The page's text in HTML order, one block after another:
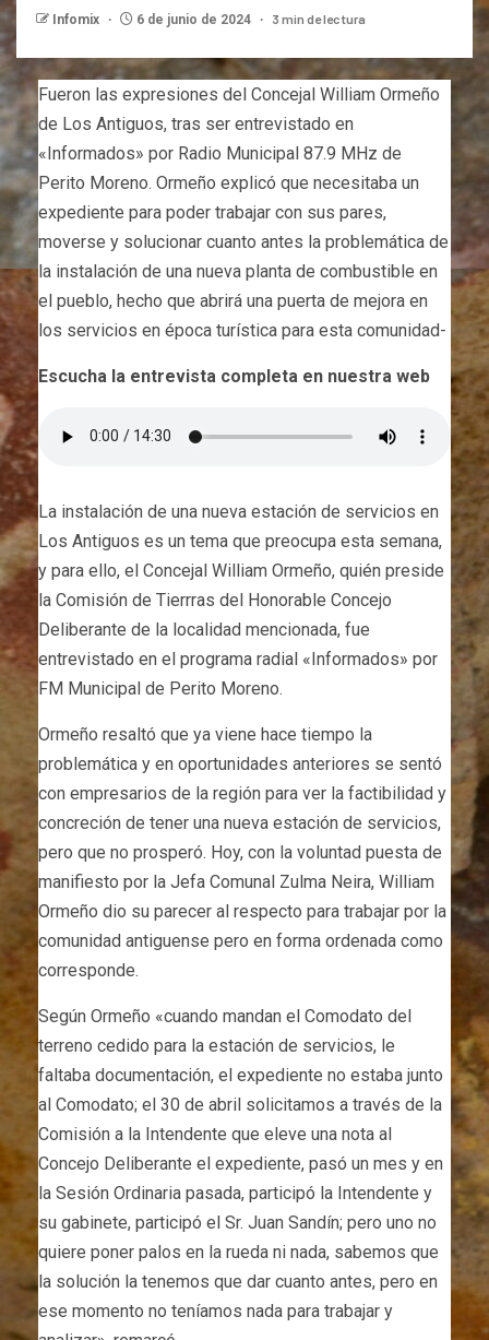
Infomix 6 de junio de 2024 3 min de lectura
Fueron las expresiones del Concejal William Ormeño
de Los Antiguos, tras ser entrevistado en
«Informados» por Radio Municipal 87.9 MHz de
Perito Moreno. Ormeño explicó que necesitaba un
expediente para poder trabajar con sus pares,
moverse y solucionar cuanto antes la problemática de
la instalación de una nueva planta de combustible en
el pueblo, hecho que abrirá una puerta de mejora en
los servicios en época turística para esta comunidad-
Escucha la entrevista completa en nuestra web
La instalación de una nueva estación de servicios en
Los Antiguos es un tema que preocupa esta semana,
y para ello, el Concejal William Ormeño, quién preside
la Comisión de Tierrras del Honorable Concejo
Deliberante de la localidad mencionada, fue
entrevistado en el programa radial «Informados» por
FM Municipal de Perito Moreno.
Ormeño resaltó que ya viene hace tiempo la
problemática y en oportunidades anteriores se sentó
con empresarios de la región para ver la factibilidad y
concreción de tener una nueva estación de servicios,
pero que no prosperó. Hoy, con la voluntad puesta de
manifiesto por la Jefa Comunal Zulma Neira, William
Ormeño dio su parecer al respecto para trabajar por la
comunidad antiguense pero en forma ordenada como
corresponde.
Según Ormeño «cuando mandan el Comodato del
terreno cedido para la estación de servicios, le
faltaba documentación, el expediente no estaba junto
al Comodato; el 30 de abril solicitamos a través de la
Comisión a la Intendente que eleve una nota al
Concejo Deliberante el expediente, pasó un mes y en
la Sesión Ordinaria pasada, participó la Intendente y
su gabinete, participó el Sr. Juan Sandín; pero uno no
quiere poner palos en la rueda ni nada, sabemos que
la solución la tenemos que dar cuanto antes, pero en
ese momento no teníamos nada para trabajar y